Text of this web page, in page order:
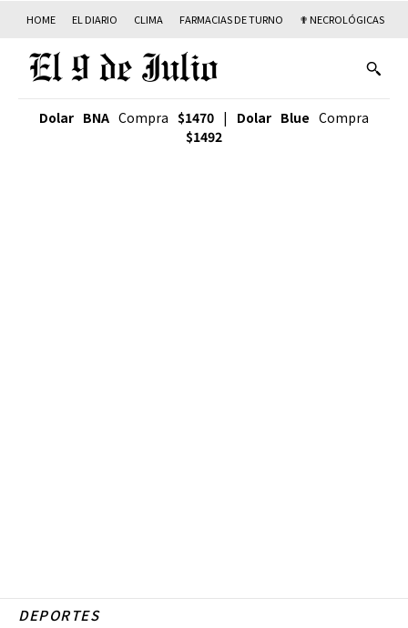
HOME EL DIARIO CLIMA FARMACIAS DE TURNO ✟ NECROLÓGICAS
Dolar BNA Compra $1470 | Dolar Blue Compra
$1492
DEPORTES